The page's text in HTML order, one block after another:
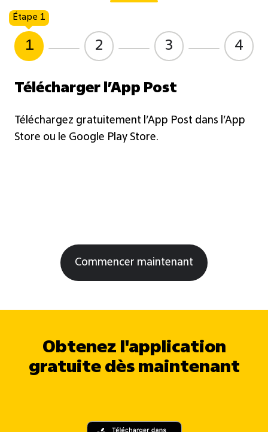
Étape 1
1 2 3 4
Télécharger l’App Post
Téléchargez gratuitement l’App Post dans l’App
Store ou le Google Play Store.
Commencer maintenant
Obtenez l'application
gratuite dès maintenant